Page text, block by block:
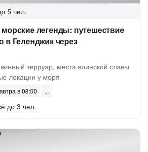
5 чел.
легенды: путешествие
в Геленджик через
терруар, места воинской славы
локации у моря
в 08:00
до 3 чел.